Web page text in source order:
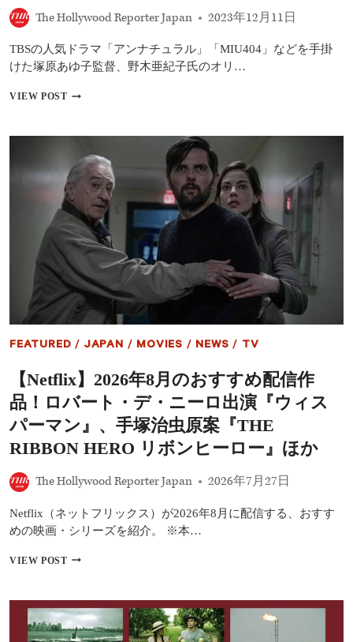
島
か
り
面
伝
る
パ
ワ
ー
凄
い」
The Hollywood Reporter Japan 2023年12月11日
TBSの人気ドラマ「アンナチュラル」「MIU404」などを手掛
けた塚原あゆ子監督、野木亜紀子氏のオリ…
VIEW POST塚
ゆ
監
督
×
脚
本・
野
木
亜
紀
子
の
リ
ナ
ル
映
画
ス
イ
ル」
満
り
が
FEATURED / JAPAN / MOVIES / NEWS / TV
【Netflix】2026年8月のおすすめ配信作
品！ロバート・デ・ニーロ出演『ウィス
パーマン』、手塚治虫原案『THE
RIBBON HERO リボンヒーロー』ほか
The Hollywood Reporter Japan 2026年7月27日
Netflix（ネットフリックス）が2026年8月に配信する、おすす
めの映画・シリーズを紹介。 ※本…
VIEW POST【NETFLIX】
8
月
の